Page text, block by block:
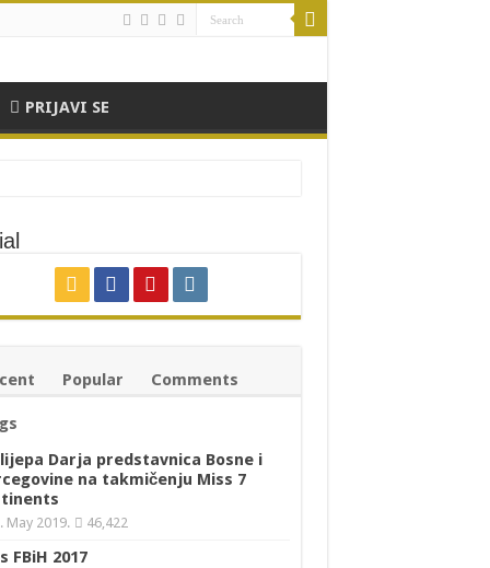
PRIJAVI SE
Popular Comments
Darja predstavnica Bosne i
na takmičenju Miss 7
May 2019. 46,422
FBiH 2017